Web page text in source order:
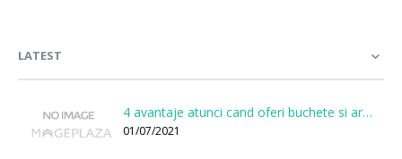
LATEST
4 avantaje atunci cand oferi buchete si aranjamente printr-o florarie online
01/07/2021